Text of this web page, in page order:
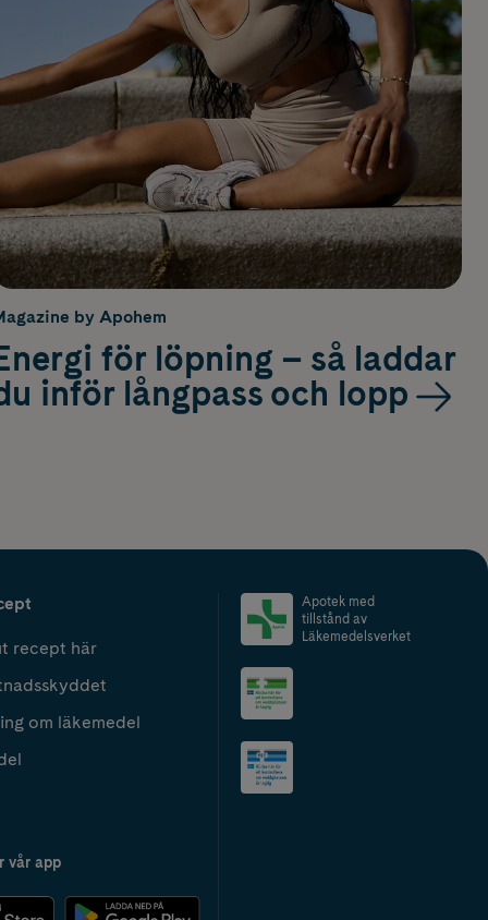
by Apohem
för löpning – så laddar
inför långpass och lopp
recept här
om läkemedel
vår app
Apotek med
tillstånd av
Läkemedelsverket